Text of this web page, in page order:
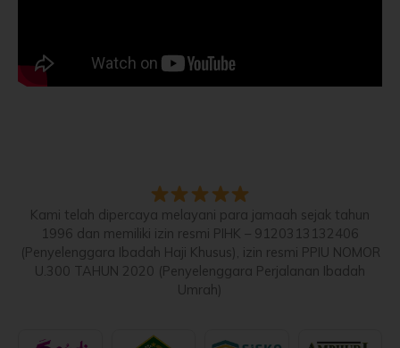
Kami telah dipercaya melayani para jamaah sejak tahun
1996 dan memiliki izin resmi PIHK – 9120313132406
(Penyelenggara Ibadah Haji Khusus), izin resmi PPIU NOMOR
U.300 TAHUN 2020 (Penyelenggara Perjalanan Ibadah
Umrah)